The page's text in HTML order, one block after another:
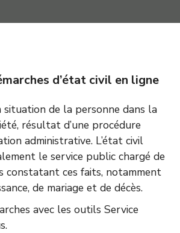
d’état civil en ligne
situation de la personne dans la
résultat d’une procédure
administrative. L’état civil
le service public chargé de
constatant ces faits, notamment
de mariage et de décès.
avec les outils Service